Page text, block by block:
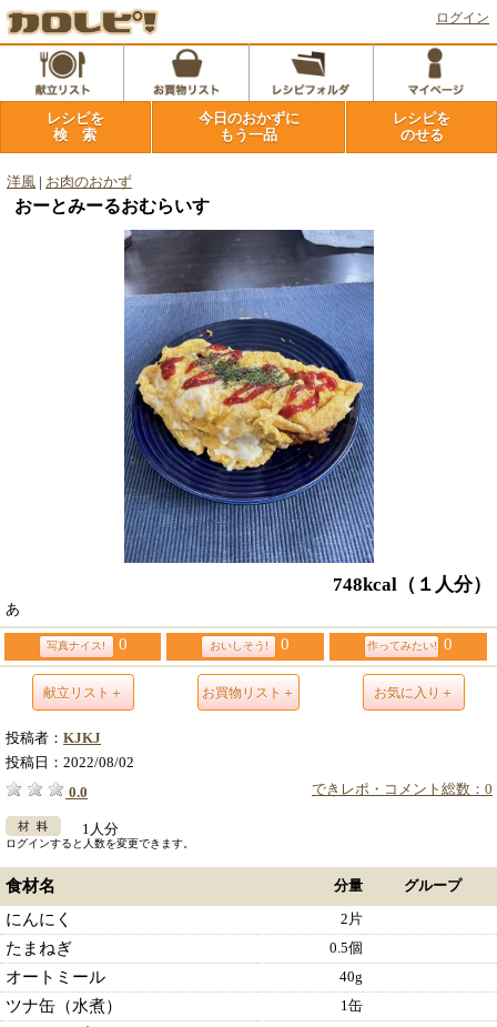
ログイン
レシピを
検 索
今日のおかずに
もう一品
レシピを
のせる
洋風 お肉のおかず
おーとみーるおむらいす
748kcal （１人分）
あ
写真ナイス! 0 おいしそう! 0 作ってみたい! 0
献立リスト＋ お買物リスト＋ お気に入り＋
投稿者： KJKJ
投稿日： 2022/08/02
できレポ・コメント総数：0
0.0
1人分
ログインすると人数を変更できます。
食材名 分量 グループ
にんにく 2片
たまねぎ 0.5個
オートミール 40g
ツナ缶（水煮） 1缶